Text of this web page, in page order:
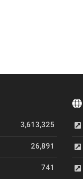
3,613,325
26,891
741